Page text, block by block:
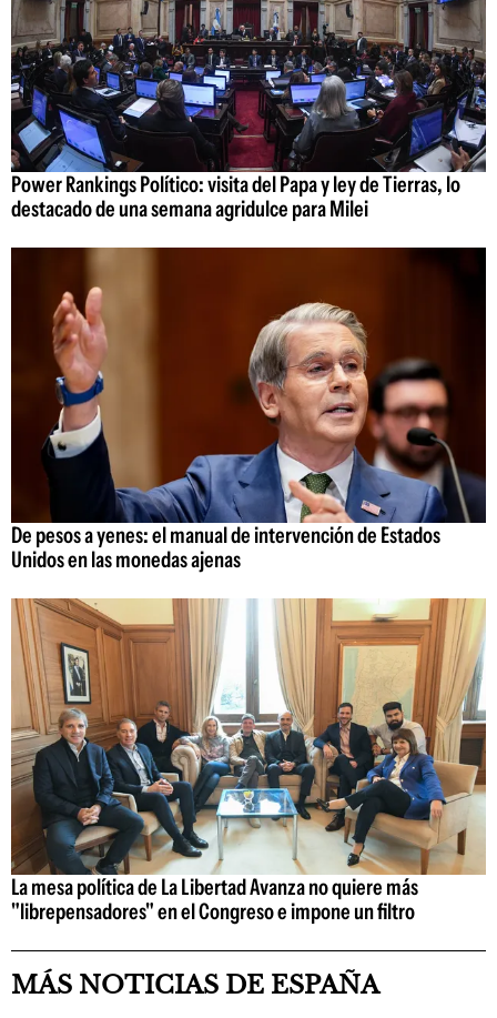
Power Rankings Político: visita del Papa y ley de Tierras, lo
destacado de una semana agridulce para Milei
De pesos a yenes: el manual de intervención de Estados
Unidos en las monedas ajenas
La mesa política de La Libertad Avanza no quiere más
"librepensadores" en el Congreso e impone un filtro
MÁS NOTICIAS DE ESPAÑA